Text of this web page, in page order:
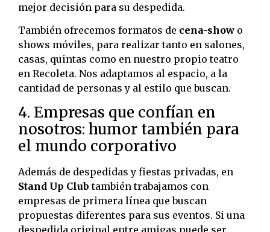
mejor decisión para su despedida.
También ofrecemos formatos de cena-show o
shows móviles, para realizar tanto en salones,
casas, quintas como en nuestro propio teatro
en Recoleta. Nos adaptamos al espacio, a la
cantidad de personas y al estilo que buscan.
4. Empresas que confían en
nosotros: humor también para
el mundo corporativo
Además de despedidas y fiestas privadas, en
Stand Up Club también trabajamos con
empresas de primera línea que buscan
propuestas diferentes para sus eventos. Si una
despedida original entre amigas puede ser